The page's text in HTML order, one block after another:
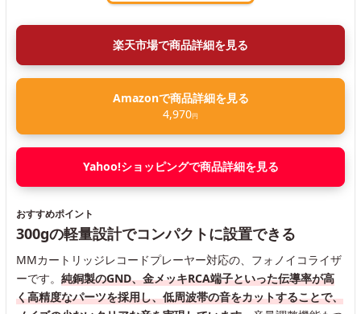
楽天市場で商品詳細を見る
Amazonで商品詳細を見る
4,970円
Yahoo!ショッピングで商品詳細を見る
おすすめポイント
300gの軽量設計でコンパクトに設置できる
MMカートリッジレコードプレーヤー対応の、フォノイコライザ
ーです。 純銅製のGND、金メッキRCA端子といった伝導率が高
く高精度なパーツを採用し、低周波帯の音をカットすることで、